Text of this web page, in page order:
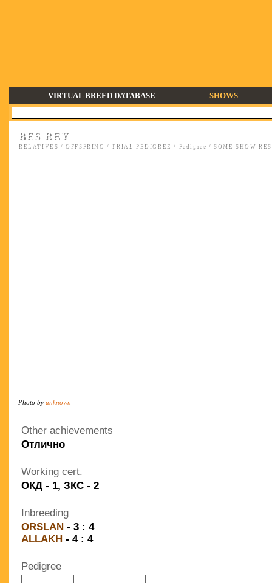
VIRTUAL BREED DATABASE SHOWS
BES REY
RELATIVES / OFFSPRING / TRIAL PEDIGREE / Pedigree / SOME SHOW
Photo by unknown
Other achievements
Отлично
Working cert.
ОКД - 1, ЗКС - 2
Inbreeding
ORSLAN - 3 : 4
ALLAKH - 4 : 4
Pedigree